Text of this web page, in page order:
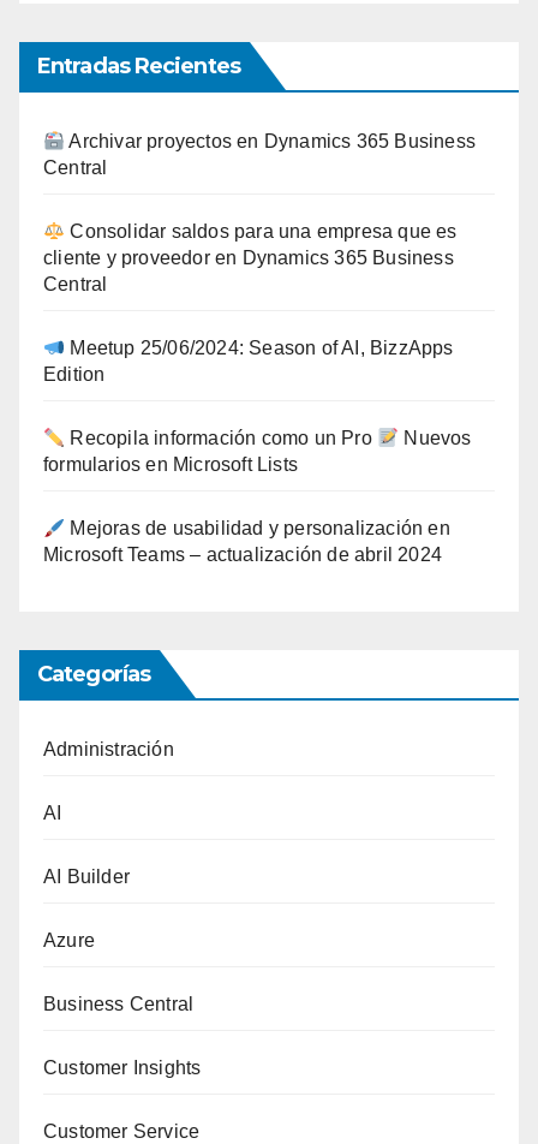
Entradas Recientes
Archivar proyectos en Dynamics 365 Business
Central
Consolidar saldos para una empresa que es
cliente y proveedor en Dynamics 365 Business
Central
Meetup 25/06/2024: Season of AI, BizzApps
Edition
Recopila información como un Pro
Nuevos
formularios en Microsoft Lists
Mejoras de usabilidad y personalización en
Microsoft Teams – actualización de abril 2024
Categorías
Administración
AI
AI Builder
Azure
Business Central
Customer Insights
Customer Service